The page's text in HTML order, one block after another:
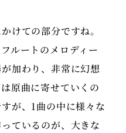
けての部分ですね。
ルートのメロディー
加わり、非常に幻想
原曲に寄せていくの
が、1曲の中に様々な
ているのが、大きな